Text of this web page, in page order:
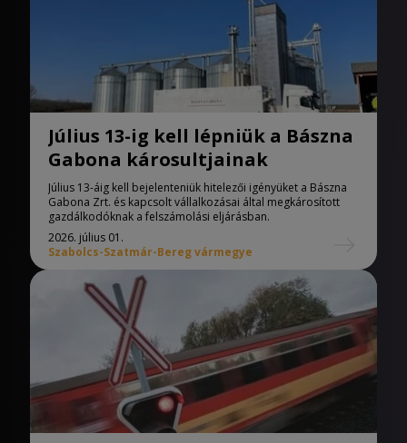
Július 13-ig kell lépniük a Bászna
Gabona károsultjainak
Július 13-áig kell bejelenteniük hitelezői igényüket a Bászna
Gabona Zrt. és kapcsolt vállalkozásai által megkárosított
gazdálkodóknak a felszámolási eljárásban.
2026. július 01.
Szabolcs-Szatmár-Bereg vármegye